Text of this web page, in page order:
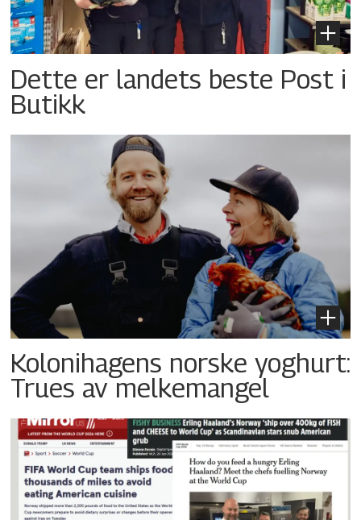
Dette er landets beste Post i
Butikk
Kolonihagens norske yoghurt:
Trues av melkemangel